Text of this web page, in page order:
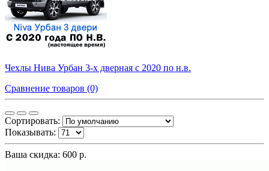
Чехлы Нива Урбан 3-х дверная с 2020 по н.в.
Сравнение товаров (0)
Сортировать:
Показывать:
Ваша скидка: 600 р.